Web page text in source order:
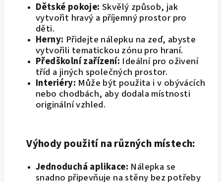
Dětské pokoje: Skvělý způsob, jak
vytvořit hravý a příjemný prostor pro
děti.
Herny: Přidejte nálepku na zeď, abyste
vytvořili tematickou zónu pro hraní.
Předškolní zařízení: Ideální pro oživení
tříd a jiných společných prostor.
Interiéry: Může být použita i v obývácích
nebo chodbách, aby dodala místnosti
originální vzhled.
Výhody použití na různých místech:
Jednoduchá aplikace: Nálepka se
snadno připevňuje na stěny bez potřeby